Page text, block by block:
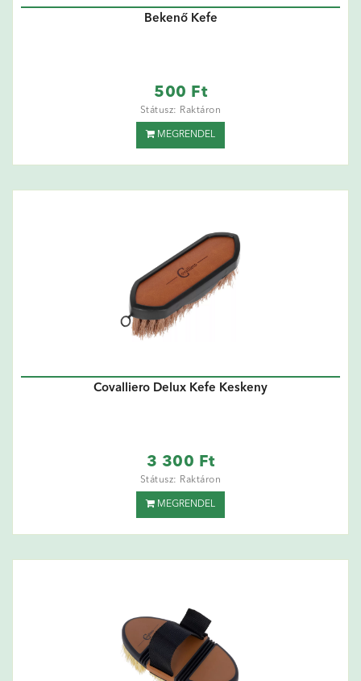
Bekenő Kefe
500 Ft
Státusz: Raktáron
MEGRENDEL
Covalliero Delux Kefe Keskeny
3 300 Ft
Státusz: Raktáron
MEGRENDEL